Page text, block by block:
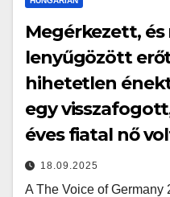
Megérkezett,
lenyűgözött
hihetetlen
egy
éves fiatal nő
és gyengéd
18.09.2025
A The Voice of